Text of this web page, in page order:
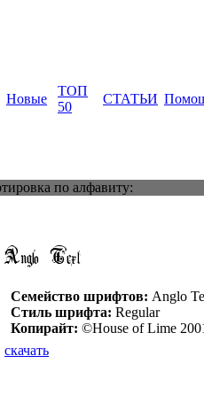
Новые
ТОП
50
СТАТЬИ
по алфавиту:
Семейство шрифтов: Anglo
Стиль шрифта: Regular
Копирайт: ©House of Lime
скачать